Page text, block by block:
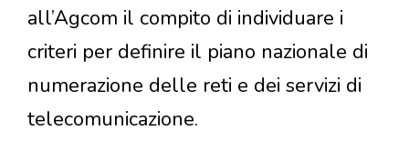
all’Agcom il compito di individuare i
criteri per definire il piano nazionale di
numerazione delle reti e dei servizi di
telecomunicazione.